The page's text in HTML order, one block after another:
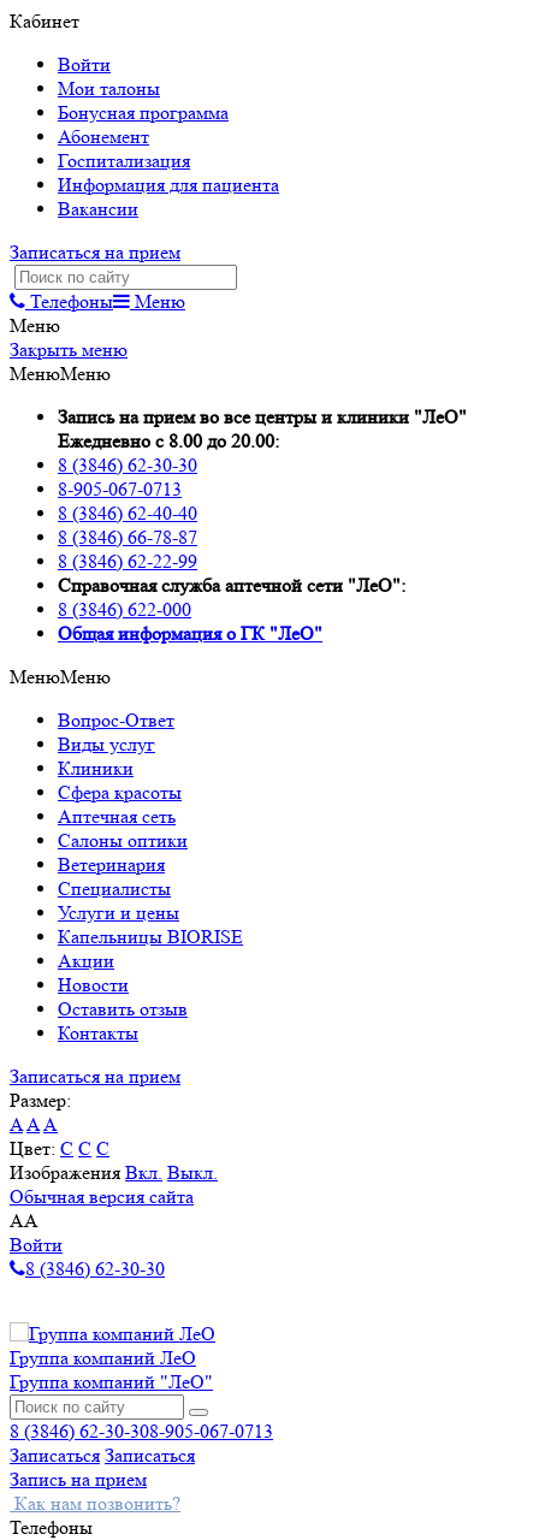
Кабинет
Войти
Мои талоны
Бонусная программа
Абонемент
Госпитализация
Информация для пациента
Вакансии
Записаться на прием
Телефоны
Меню
Меню
Закрыть меню
МенюМеню
Запись на прием во все центры и клиники "ЛеО"
Ежедневно с 8.00 до 20.00:
8 (3846) 62-30-30
8-905-067-0713
8 (3846) 62-40-40
8 (3846) 66-78-87
8 (3846) 62-22-99
Справочная служба аптечной сети "ЛеО":
8 (3846) 622-000
Oбщая информация о ГК "ЛеО"
МенюМеню
Вопрос-Ответ
Виды услуг
Клиники
Сфера красоты
Аптечная сеть
Салоны оптики
Ветеринария
Специалисты
Услуги и цены
Капельницы BIORISE
Акции
Новости
Оставить отзыв
Контакты
Записаться на прием
Размер:
AAA
Цвет: C C C
Изображения Вкл. Выкл.
Обычная версия сайта
AA
Войти
8 (3846) 62-30-30
Группа компаний ЛеО
Группа компаний "ЛеО"
8 (3846) 62-30-308-905-067-0713
Записаться Записаться
Запись на прием
Как нам позвонить?
Телефоны